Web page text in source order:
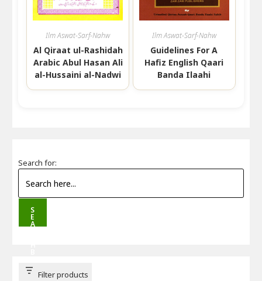
Ilm Aswat-Sarf-Nahw
Al Qiraat ul-Rashidah
Arabic Abul Hasan Ali
al-Hussaini al-Nadwi
Ilm Aswat-Sarf-Nahw
Guidelines For A
Hafiz English Qaari
Banda Ilaahi
Search for:
S
E
A
T
T
Filter products